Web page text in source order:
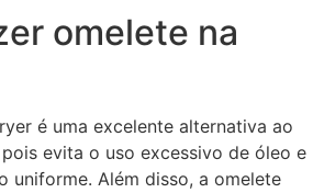
omelete na
é uma excelente alternativa ao
evita o uso excessivo de óleo e
uniforme. Além disso, a omelete